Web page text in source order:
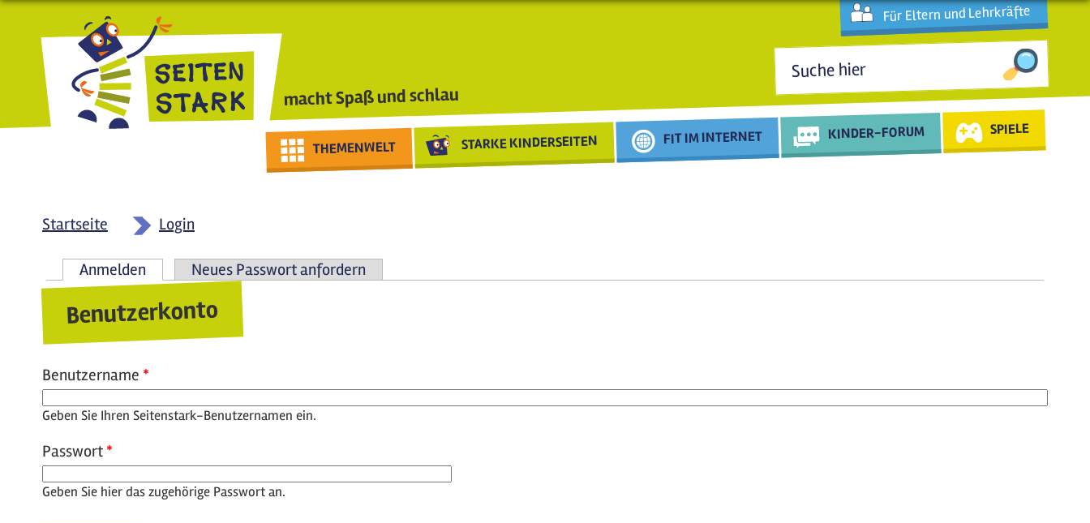
Direkt zum Inhalt
macht Spaß und schlau
Für Eltern und Lehrkräfte
Suchformular
THEMENWELT STARKE KINDERSEITEN FIT IM INTERNET KINDER-FORUM SPIELE
Startseite Login
Haupt-Reiter
Anmelden (aktiver Reiter)
Neues Passwort anfordern
Benutzerkonto
Benutzername *
Geben Sie Ihren Seitenstark-Benutzernamen ein.
Passwort *
Geben Sie hier das zugehörige Passwort an.